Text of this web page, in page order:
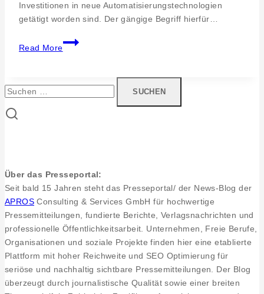
Investitionen in neue Automatisierungstechnologien
getätigt worden sind. Der gängige Begriff hierfür…
Read More
“Die
Lösung
Produktivitätsparadoxons”
Suchen
nach:
Über das Presseportal:
Seit bald 15 Jahren steht das Presseportal/ der News-Blog der
APROS Consulting & Services GmbH für hochwertige
Pressemitteilungen, fundierte Berichte, Verlagsnachrichten und
professionelle Öffentlichkeitsarbeit. Unternehmen, Freie Berufe,
Organisationen und soziale Projekte finden hier eine etablierte
Plattform mit hoher Reichweite und SEO Optimierung für
seriöse und nachhaltig sichtbare Pressemitteilungen. Der Blog
überzeugt durch journalistische Qualität sowie einer breiten